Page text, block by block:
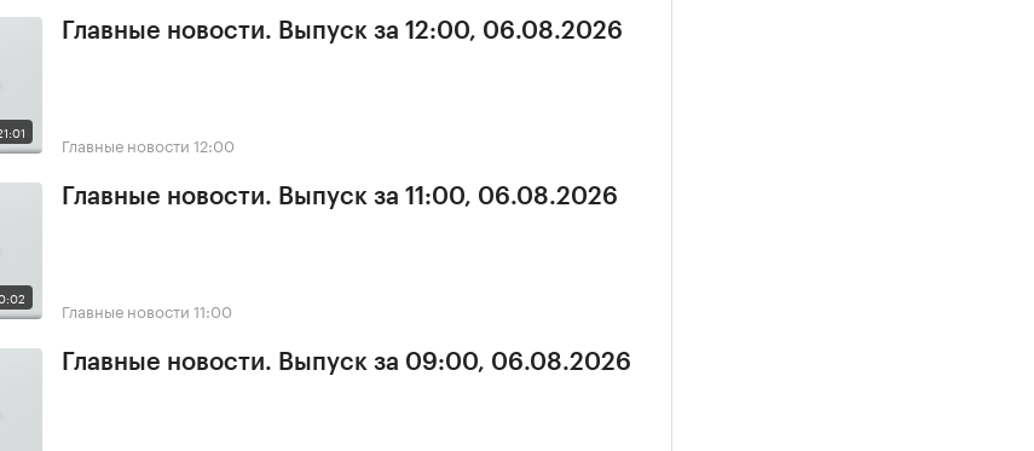
Главные новости. Выпуск за 12:00, 06.08.2026
Главные новости 12:00
Главные новости. Выпуск за 11:00, 06.08.2026
Главные новости 11:00
Главные новости. Выпуск за 09:00, 06.08.2026